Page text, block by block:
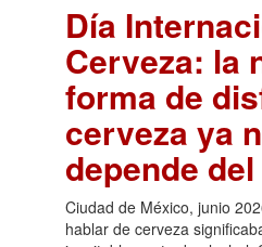
Día
Cerveza: la
forma de
cerveza ya
depende
Ciudad de México, junio
hablar de cerveza